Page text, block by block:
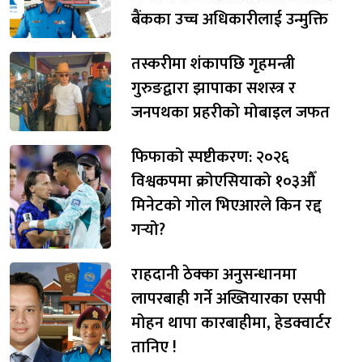
बैंकका उच्च अधिकारीलाई उन्मुक्ति
तस्करीमा शंकापछि गृहमन्त्री
गुरुङद्वारा झापाका सशस्त्र र
जनपथका प्रहरीको मोबाइल जफत
फिफाको स्पष्टीकरण: २०२६
विश्वकपमा क्रोएसियाको १०३औँ
मिनेटको गोल भिएआरले किन रद्द
गर्‍यो?
राहदानी ठेक्का अनुसन्धानमा
लापरबाही गर्ने अख्तियारका एसपी
मोहन थापा कारबाहीमा, हेडक्वार्टर
तानिए !